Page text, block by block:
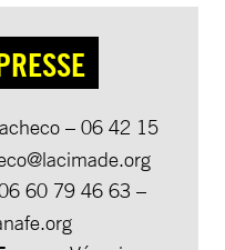
– 06 42 15
60 79 46 63 –